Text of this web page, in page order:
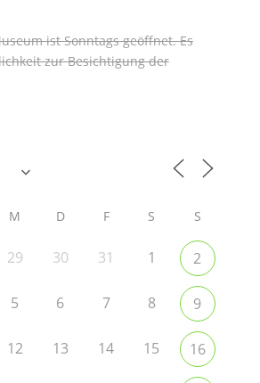
ist Sonntags geöffnet. Es
zur Besichtigung der
M D F S S
29 30 31 1 2
5 6 7 8 9
12 13 14 15 16